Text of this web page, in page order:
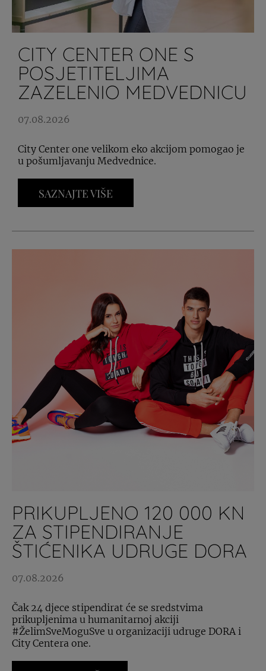
CITY CENTER ONE S
POSJETITELJIMA
ZAZELENIO MEDVEDNICU
07.08.2026
City Center one velikom eko akcijom pomogao je
u pošumljavanju Medvednice.
SAZNAJTE VIŠE
PRIKUPLJENO 120 000 KN
ZA STIPENDIRANJE
ŠTIĆENIKA UDRUGE DORA
07.08.2026
Čak 24 djece stipendirat će se sredstvima
prikupljenima u humanitarnoj akciji
#ŽelimSveMoguSve u organizaciji udruge DORA i
City Centera one.